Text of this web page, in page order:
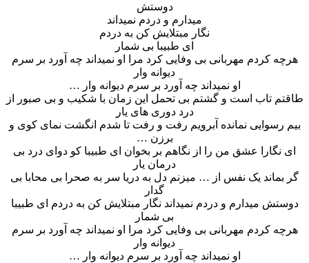
دوستش
میدارم و دردم نمیداند
نگار مبتلایش کن به دردم
ای طبیبا بی شمار
هرچه کردم مهربانی بی وفایی کرد مرا او نمیداند چه آورد بر سرم
دیوانه وار
او نمیداند چه آورد بر سرم دیوانه وار …
طاقتم تاب است و گشتم بی تحمل این زمان با شکیب و بی صبور از
درد دوری های یار
بیم رسوایی نمانده آبرویم رفت و رفت تا شدم انگشت نمای کوی و
برزن …
ای نگارا عشق من را از نگاهم بر بخوان ای طبیبا کو دوای درد بی
درمان یار
گر بماند یک نفس از … میزنم دل به دریا سر به صحرا بی محابا بی
گدار
دوستش میدارم و دردم نمیداند نگار مبتلایش کن به دردم ای طبیبا
بی شمار
هرچه کردم مهربانی بی وفایی کرد مرا او نمیداند چه آورد بر سرم
دیوانه وار
او نمیداند چه آورد بر سرم دیوانه وار …